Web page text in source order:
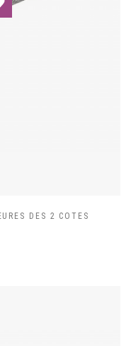
DES 2 COTES